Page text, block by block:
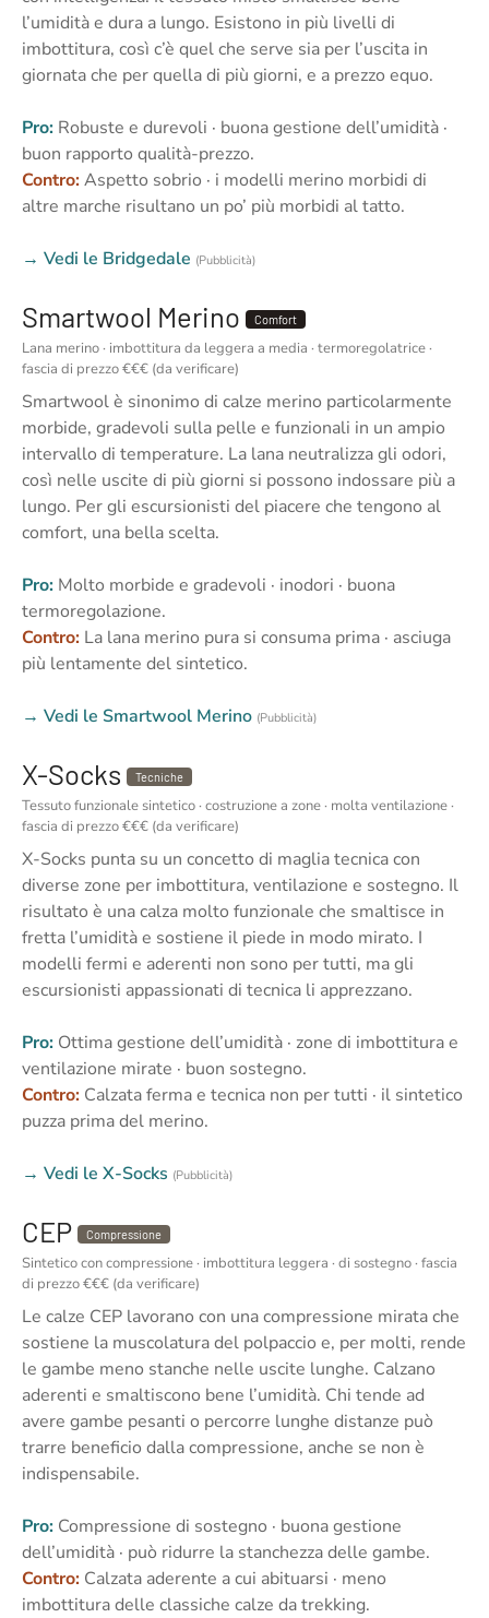
l’umidità e dura a lungo. Esistono in più livelli di
imbottitura, così c’è quel che serve sia per l’uscita in
giornata che per quella di più giorni, e a prezzo equo.
Pro: Robuste e durevoli · buona gestione dell’umidità ·
buon rapporto qualità-prezzo.
Contro:Aspetto sobrio · i modelli merino morbidi di
altre marche risultano un po’ più morbidi al tatto.
→ Vedi le Bridgedale (Pubblicità)
Smartwool Merino Comfort
Lana merino · imbottitura da leggera a media · termoregolatrice ·
fascia di prezzo €€€ (da verificare)
Smartwool è sinonimo di calze merino particolarmente
morbide, gradevoli sulla pelle e funzionali in un ampio
intervallo di temperature. La lana neutralizza gli odori,
così nelle uscite di più giorni si possono indossare più a
lungo. Per gli escursionisti del piacere che tengono al
comfort, una bella scelta.
Pro: Molto morbide e gradevoli · inodori · buona
termoregolazione.
Contro: La lana merino pura si consuma prima · asciuga
più lentamente del sintetico.
→ Vedi le Smartwool Merino (Pubblicità)
X-Socks Tecniche
Tessuto funzionale sintetico · costruzione a zone · molta ventilazione ·
fascia di prezzo €€€ (da verificare)
X-Socks punta su un concetto di maglia tecnica con
diverse zone per imbottitura, ventilazione e sostegno. Il
risultato è una calza molto funzionale che smaltisce in
fretta l’umidità e sostiene il piede in modo mirato. I
modelli fermi e aderenti non sono per tutti, ma gli
escursionisti appassionati di tecnica li apprezzano.
Pro: Ottima gestione dell’umidità · zone di imbottitura e
ventilazione mirate · buon sostegno.
Contro: Calzata ferma e tecnica non per tutti · il sintetico
puzza prima del merino.
→ Vedi le X-Socks (Pubblicità)
CEP Compressione
Sintetico con compressione · imbottitura leggera · di sostegno · fascia
di prezzo €€€ (da verificare)
Le calze CEP lavorano con una compressione mirata che
sostiene la muscolatura del polpaccio e, per molti, rende
le gambe meno stanche nelle uscite lunghe. Calzano
aderenti e smaltiscono bene l’umidità. Chi tende ad
avere gambe pesanti o percorre lunghe distanze può
trarre beneficio dalla compressione, anche se non è
indispensabile.
Pro: Compressione di sostegno · buona gestione
dell’umidità · può ridurre la stanchezza delle gambe.
Contro: Calzata aderente a cui abituarsi · meno
imbottitura delle classiche calze da trekking.